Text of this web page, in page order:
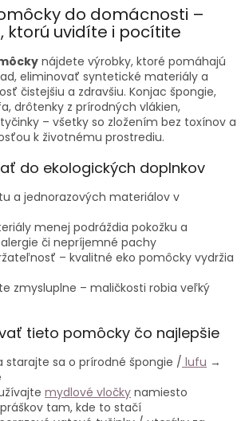
a
c
i
e
p
r
v
k
y
ý
i
u
v
a
n
e
do domácnosti –
ktorú uvidíte i pocítite
nájdete výrobky, ktoré pomáhajú
eliminovať syntetické materiály a
čistejšiu a zdravšiu. Konjac špongie,
drôtenky z prírodných vlákien,
– všetky so zložením bez toxínov a
k životnému prostrediu.
do ekologických doplnkov
a jednorazových materiálov v
menej podráždia pokožku a
či nepríjemné pachy
– kvalitné eko pomôcky vydržia
zmysluplne – maličkosti robia veľký
tieto pomôcky čo najlepšie
starajte sa o prírodné špongie / lufu →
mydlové vločky namiesto
tam, kde to stačí